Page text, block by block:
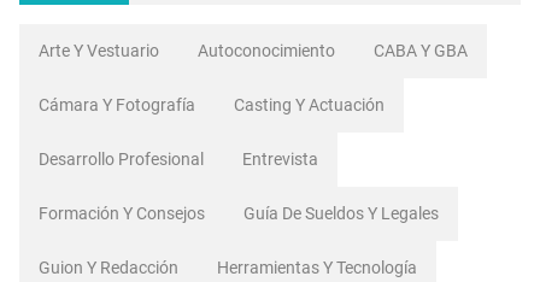
Arte Y Vestuario Autoconocimiento CABA Y GBA
Cámara Y Fotografía Casting Y Actuación
Desarrollo Profesional Entrevista
Formación Y Consejos Guía De Sueldos Y Legales
Guion Y Redacción Herramientas Y Tecnología